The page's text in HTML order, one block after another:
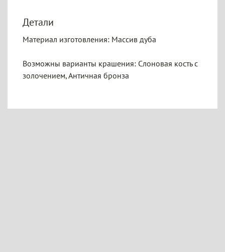
Детали
Материал изготовления: Массив дуба
Возможны варианты крашения: Слоновая кость с
золочением, Античная бронза